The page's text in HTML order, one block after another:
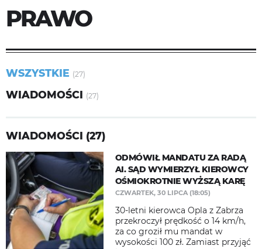
PRAWO
WSZYSTKIE (27)
WIADOMOŚCI (27)
WIADOMOŚCI (27)
ODMÓWIŁ MANDATU ZA RADĄ
AI. SĄD WYMIERZYŁ KIEROWCY
OŚMIOKROTNIE WYŻSZĄ KARĘ
CZWARTEK, 30 LIPCA (18:05)
30-letni kierowca Opla z Zabrza
przekroczył prędkość o 14 km/h,
za co groził mu mandat w
wysokości 100 zł. Zamiast przyjąć